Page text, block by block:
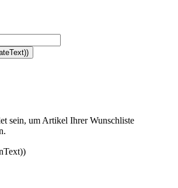
sein, um Artikel Ihrer Wunschliste